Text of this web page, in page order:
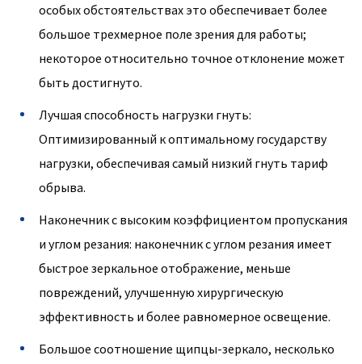
особых обстоятельствах это обеспечивает более
большое трехмерное поле зрения для работы;
некоторое относительно точное отклонение может
быть достигнуто.
Лучшая способность нагрузки гнуть:
Оптимизированный к оптимальному государству
нагрузки, обеспечивая самый низкий гнуть тариф
обрыва.
Наконечник с высоким коэффициентом пропускания
и углом резания: наконечник с углом резания имеет
быстрое зеркальное отображение, меньше
повреждений, улучшенную хирургическую
эффективность и более равномерное освещение.
Большое соотношение щипцы-зеркало, несколько